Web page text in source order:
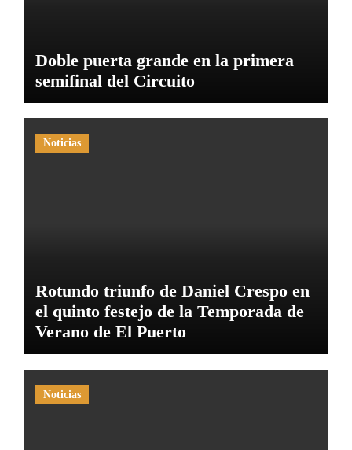
Doble puerta grande en la primera
semifinal del Circuito
Noticias
Rotundo triunfo de Daniel Crespo en
el quinto festejo de la Temporada de
Verano de El Puerto
Noticias